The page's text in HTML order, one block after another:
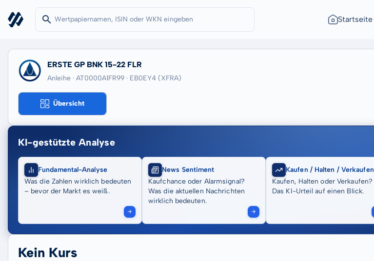
Startseite
ERSTE GP BNK 15-22 FLR
Anleihe · AT0000A1FR99 · EB0EY4 (XFRA)
Übersicht
KI-gestützte Analyse
Fundamental-Analyse
Was die Zahlen wirklich bedeuten
– bevor der Markt es weiß.
News Sentiment
Kaufchance oder Alarmsignal?
Was die aktuellen Nachrichten
wirklich bedeuten.
Kaufen / Halten / Verkaufen
Kaufen, Halten oder Verkaufen?
Das KI-Urteil auf einen Blick.
Kein Kurs